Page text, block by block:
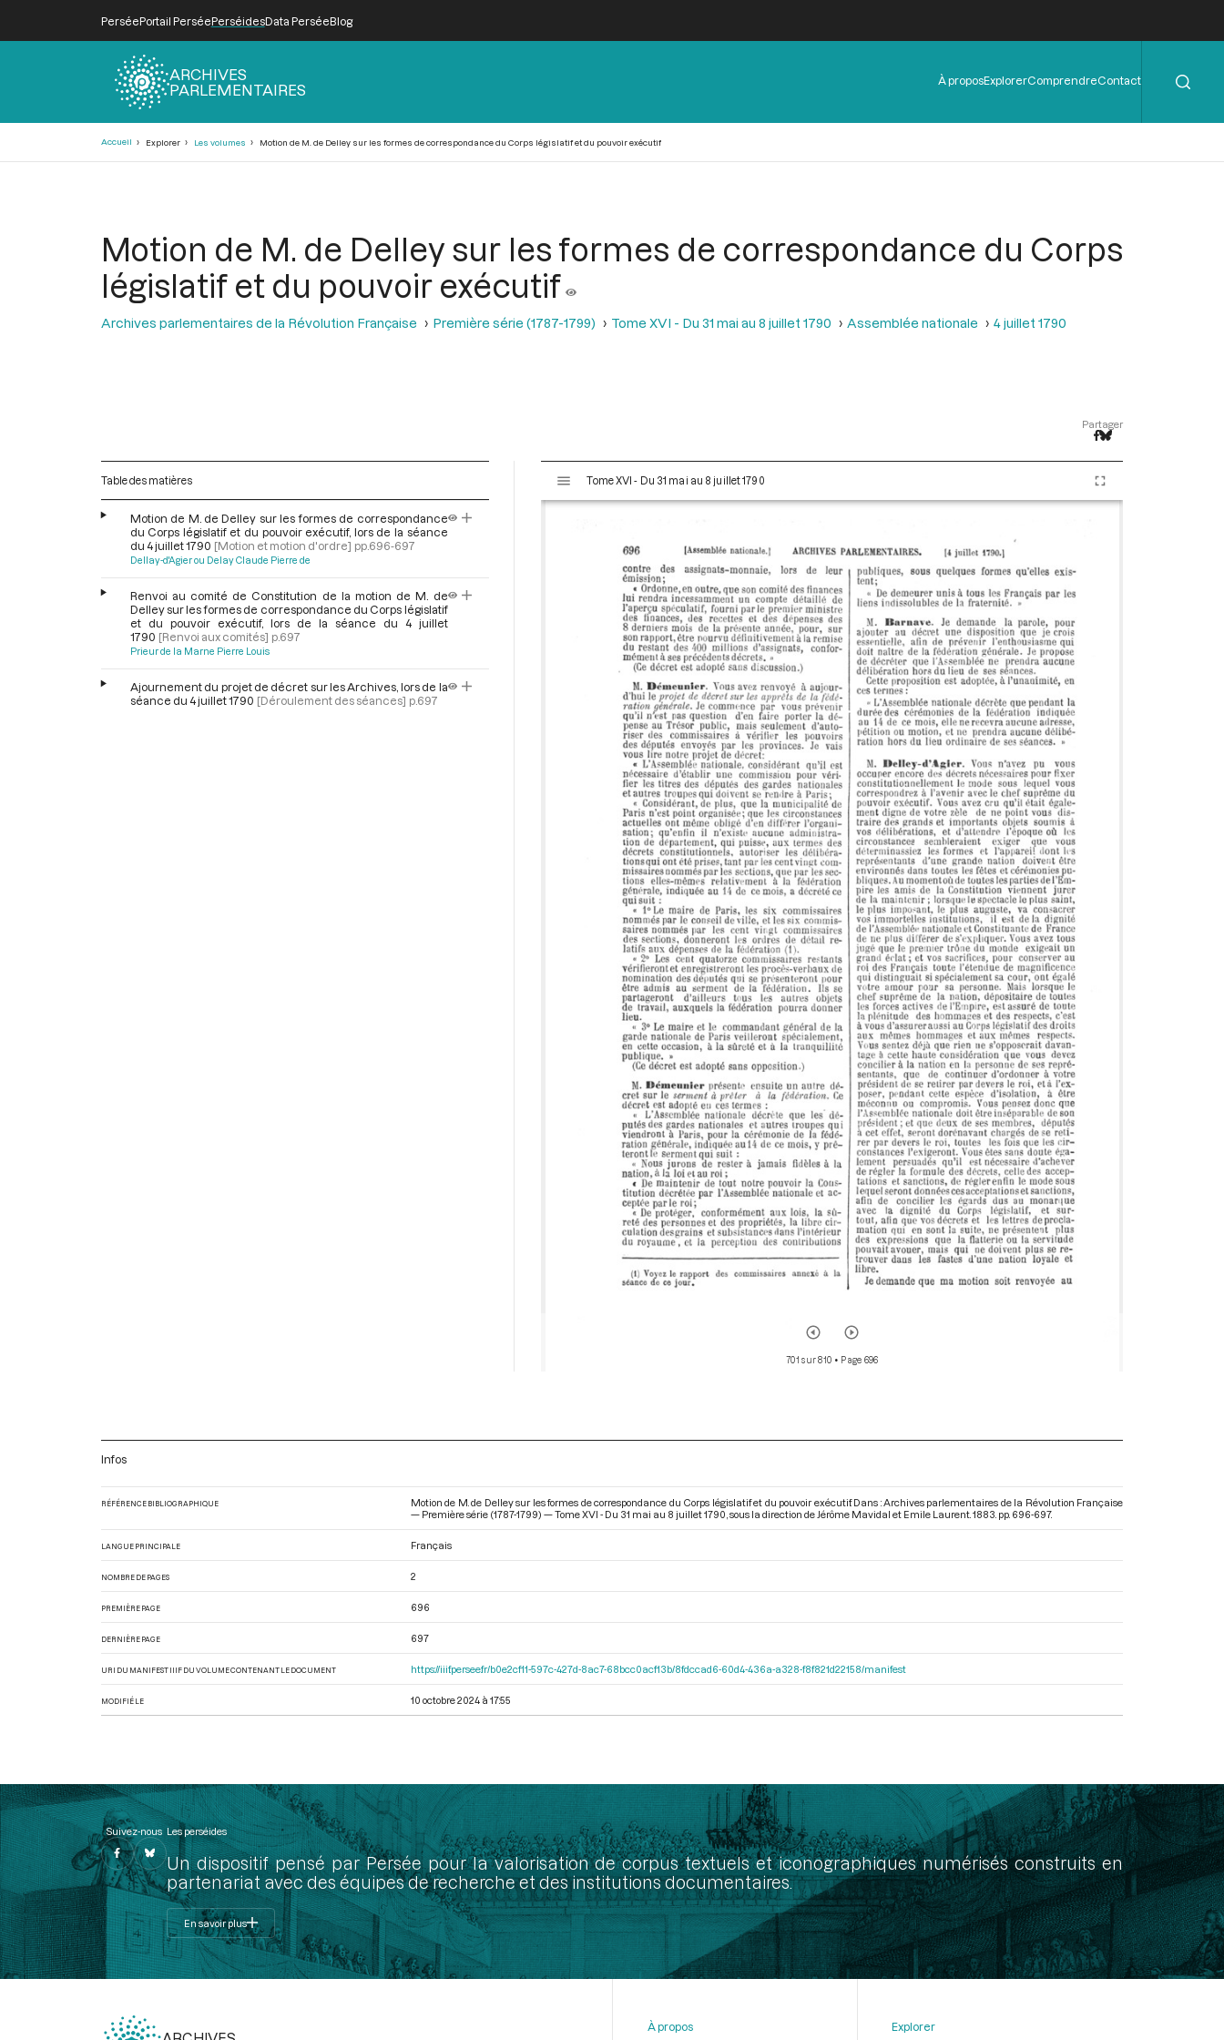
PerséePortail PerséePerséidesData PerséeBlog
ARCHIVES
PARLEMENTAIRES
Menu
de
À proposExplorerComprendreContact
Accueil Explorer Les volumes Motion de M. de Delley sur les formes de correspondance du Corps législatif et du pouvoir exécutif
Motion de M. de Delley sur les formes de correspondance du Corps
législatif et du pouvoir exécutif
Archives parlementaires de la Révolution Française Première série (1787-1799) Tome XVI - Du 31 mai au 8 juillet 1790 Assemblée nationale 4 juillet 1790
Partager
Table des matières
Motion de M. de Delley sur les formes de correspondance
du Corps législatif et du pouvoir exécutif, lors de la séance
du 4 juillet 1790 [Motion et motion d'ordre] pp.696-697
Dellay-d'Agier ou Delay Claude Pierre de
Renvoi au comité de Constitution de la motion de M. de
Delley sur les formes de correspondance du Corps législatif
et du pouvoir exécutif, lors de la séance du 4 juillet
1790 [Renvoi aux comités] p.697
Prieur de la Marne Pierre Louis
Ajournement du projet de décret sur les Archives, lors de la
séance du 4 juillet 1790 [Déroulement des séances] p.697
s
Tome XVI - Du 31 mai au 8 juillet 1790
701 sur 810 • Page 696
Infos
RÉFÉRENCE BIBLIOGRAPHIQUE
Motion de M. de Delley sur les formes de correspondance du Corps législatif et du pouvoir exécutif. Dans : Archives parlementaires de la Révolution Française
— Première série (1787-1799) — Tome XVI - Du 31 mai au 8 juillet 1790 , sous la direction de Jérôme Mavidal et Emile Laurent. 1883. pp. 696-697.
LANGUE PRINCIPALE Français
NOMBRE DE PAGES 2
PREMIÈRE PAGE 696
DERNIÈRE PAGE 697
URI DU MANIFEST IIIF DU VOLUME CONTENANT LE DOCUMENT https://iiif.persee.fr/b0e2cf11-597c-427d-8ac7-68bcc0acf13b/8fdccad6-60d4-436a-a328-f8f821d22158/manifest
MODIFIÉ LE 10 octobre 2024 à 17:55
Suivez-nous Les perséides
Un dispositif pensé par Persée pour la valorisation de corpus textuels et iconographiques numérisés construits en
partenariat avec des équipes de recherche et des institutions documentaires.
En savoir plus
À propos Explorer